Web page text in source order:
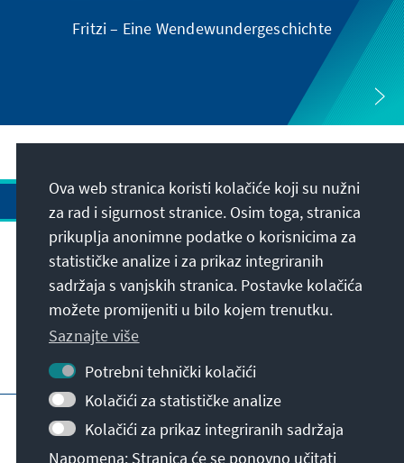
Fritzi – Eine Wendewundergeschichte
Adresa
Kontakt
Posjetite također
Početna stranica KAS-a
Zaštita podataka
Uvjeti korištenja
Ova web stranica koristi kolačiće koji su nužni
za rad i sigurnost stranice. Osim toga, stranica
prikuplja anonimne podatke o korisnicima za
statističke analize i za prikaz integriranih
sadržaja s vanjskih stranica. Postavke kolačića
možete promijeniti u bilo kojem trenutku.
Saznajte više
Potrebni tehnički kolačići
Kolačići za statističke analize
Kolačići za prikaz integriranih sadržaja
Napomena: Stranica će se ponovno učitati